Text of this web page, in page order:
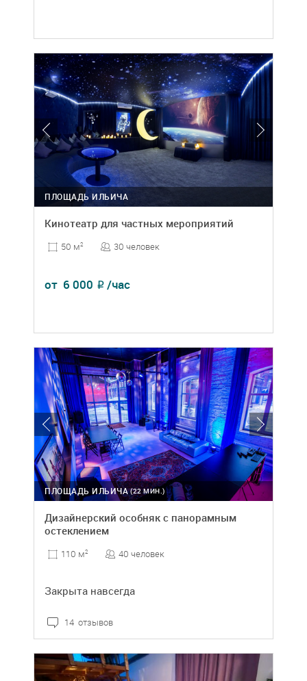
ПЛОЩАДЬ ИЛЬИЧА
Кинотеатр для частных мероприятий
50 м2 30 человек
от 6 000 ₽ /час
(22 МИН.)
ПЛОЩАДЬ ИЛЬИЧА
Дизайнерский особняк с панорамным
остеклением
110 м2 40 человек
Закрыта навсегда
14 отзывов